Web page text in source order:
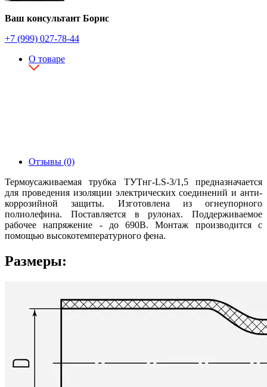
Ваш консультант Борис
+7 (999) 027-78-44
О товаре
Отзывы (0)
Термоусаживаемая трубка ТУТнг-LS-3/1,5 предназначается
для проведения изоляции электрических соединений и анти-
коррозийной защиты. Изготовлена из огнеупорного
полиолефина. Поставляется в рулонах. Поддерживаемое
рабочее напряжение - до 690В. Монтаж производится с
помощью высокотемпературного фена.
Размеры: